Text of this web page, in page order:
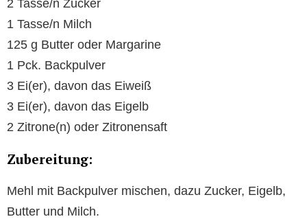
2 Tasse/n Zucker
1 Tasse/n Milch
125 g Butter oder Margarine
1 Pck. Backpulver
3 Ei(er), davon das Eiweiß
3 Ei(er), davon das Eigelb
2 Zitrone(n) oder Zitronensaft
Zubereitung:
Mehl mit Backpulver mischen, dazu Zucker, Eigelb,
Butter und Milch.